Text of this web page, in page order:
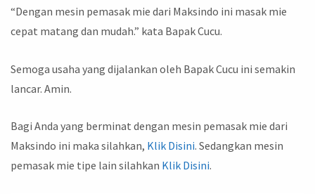
“Dengan mesin pemasak mie dari Maksindo ini masak mie
cepat matang dan mudah.” kata Bapak Cucu.
Semoga usaha yang dijalankan oleh Bapak Cucu ini semakin
lancar. Amin.
Bagi Anda yang berminat dengan mesin pemasak mie dari
Maksindo ini maka silahkan, Klik Disini. Sedangkan mesin
pemasak mie tipe lain silahkan Klik Disini.